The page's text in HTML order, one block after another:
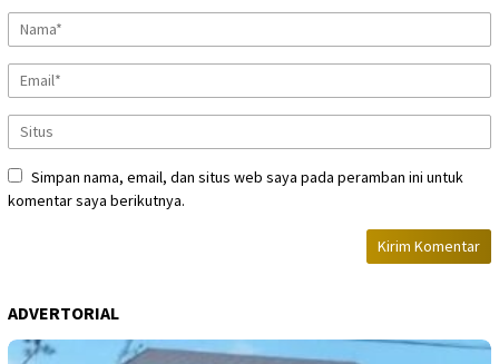
Simpan nama, email, dan situs web saya pada peramban ini untuk
komentar saya berikutnya.
ADVERTORIAL